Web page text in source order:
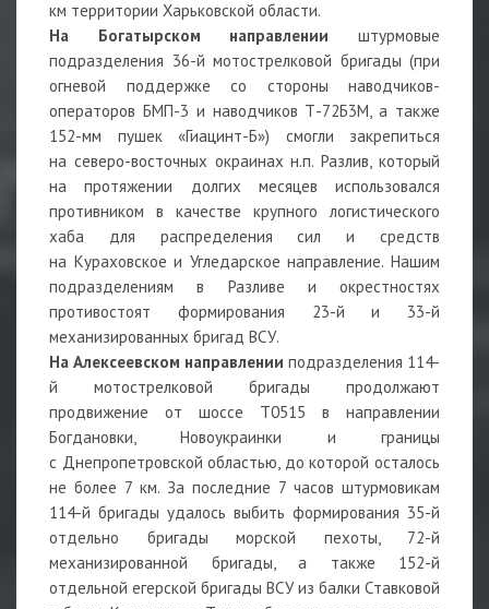
км территории Харьковской области.
На Богатырском направлении
штурмовые
подразделения 36-й мотострелковой бригады (при
огневой поддержке со стороны наводчиков-
операторов БМП-3 и наводчиков Т-72Б3М, а также
152-мм пушек «Гиацинт-Б») смогли закрепиться
на северо-восточных окраинах н.п. Разлив, который
на протяжении долгих месяцев использовался
противником в качестве крупного логистического
хаба для распределения сил и средств
на Кураховское и Угледарское направление. Нашим
подразделениям в Разливе и окрестностях
противостоят формирования 23-й и 33-й
механизированных бригад ВСУ.
На Алексеевском направлении подразделения 114-
й мотострелковой бригады продолжают
продвижение от шоссе Т0515 в направлении
Богдановки, Новоукраинки и границы
с Днепропетровской областью, до которой осталось
не более 7 км. За последние 7 часов штурмовикам
114-й бригады удалось выбить формирования 35-й
отдельно бригады морской пехоты, 72-й
механизированной бригады, а также 152-й
отдельной егерской бригады ВСУ из балки Ставковой